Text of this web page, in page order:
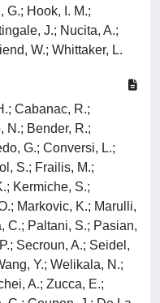
G.; Hook, I. M.;
J.; Nucita, A.;
W.; Whittaker, L.
Cabanac, R.;
N.; Bender, R.;
G.; Conversi, L.;
S.; Frailis, M.;
Kermiche, S.;
Markovic, K.; Marulli,
C.; Paltani, S.; Pasian,
Secroun, A.; Seidel,
Y.; Welikala, N.;
A.; Zucca, E.;